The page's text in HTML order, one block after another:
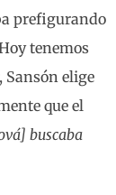
prefigurando
tenemos
Sansón elige
que el
buscaba